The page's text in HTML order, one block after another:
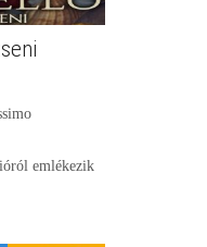
emlékezik